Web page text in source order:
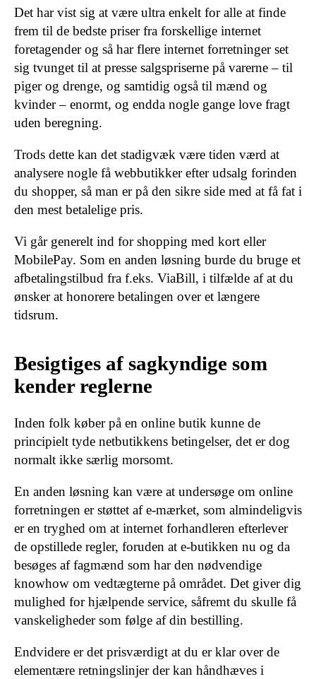
Det har vist sig at være ultra enkelt for alle at finde
frem til de bedste priser fra forskellige internet
foretagender og så har flere internet forretninger set
sig tvunget til at presse salgspriserne på varerne – til
piger og drenge, og samtidig også til mænd og
kvinder – enormt, og endda nogle gange love fragt
uden beregning.
Trods dette kan det stadigvæk være tiden værd at
analysere nogle få webbutikker efter udsalg forinden
du shopper, så man er på den sikre side med at få fat i
den mest betalelige pris.
Vi går generelt ind for shopping med kort eller
MobilePay. Som en anden løsning burde du bruge et
afbetalingstilbud fra f.eks. ViaBill, i tilfælde af at du
ønsker at honorere betalingen over et længere
tidsrum.
Besigtiges af sagkyndige som
kender reglerne
Inden folk køber på en online butik kunne de
principielt tyde netbutikkens betingelser, det er dog
normalt ikke særlig morsomt.
En anden løsning kan være at undersøge om online
forretningen er støttet af e-mærket, som almindeligvis
er en tryghed om at internet forhandleren efterlever
de opstillede regler, foruden at e-butikken nu og da
besøges af fagmænd som har den nødvendige
knowhow om vedtægterne på området. Det giver dig
mulighed for hjælpende service, såfremt du skulle få
vanskeligheder som følge af din bestilling.
Endvidere er det prisværdigt at du er klar over de
elementære retningslinjer der kan håndhæves i